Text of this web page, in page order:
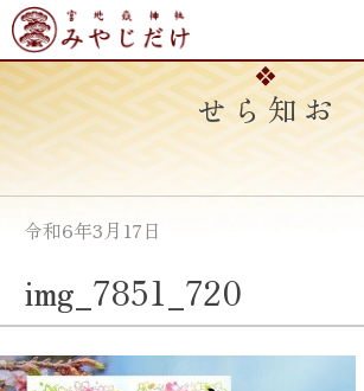
Skip
to
content
お知らせ
令和6年3月17日
img_7851_720